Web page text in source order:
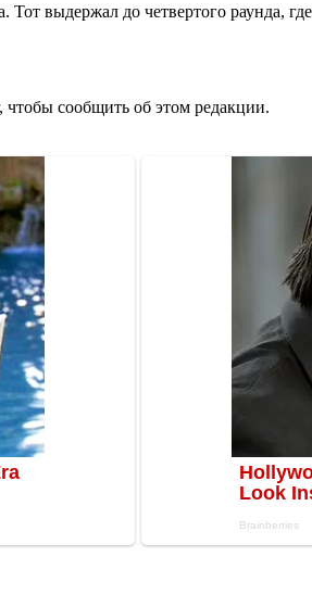
выдержал до четвертого раунда,
сообщить об этом редакции.